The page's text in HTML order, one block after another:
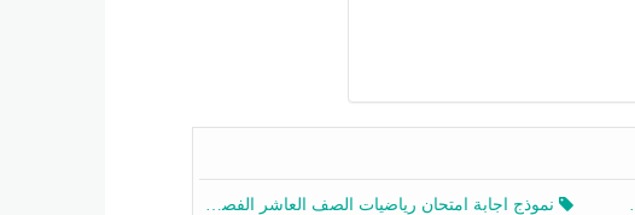
نموذج اجابة امتحان رياضيات الصف العاشر الفصل الثاني 2025-2026